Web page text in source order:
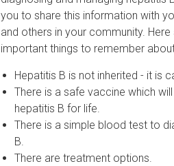
you to share this information with
and others in your community.
important things to remember
Hepatitis B is not inherited - it is
There is a safe vaccine which
hepatitis B for life.
There is a simple blood test to
B.
There are treatment options.